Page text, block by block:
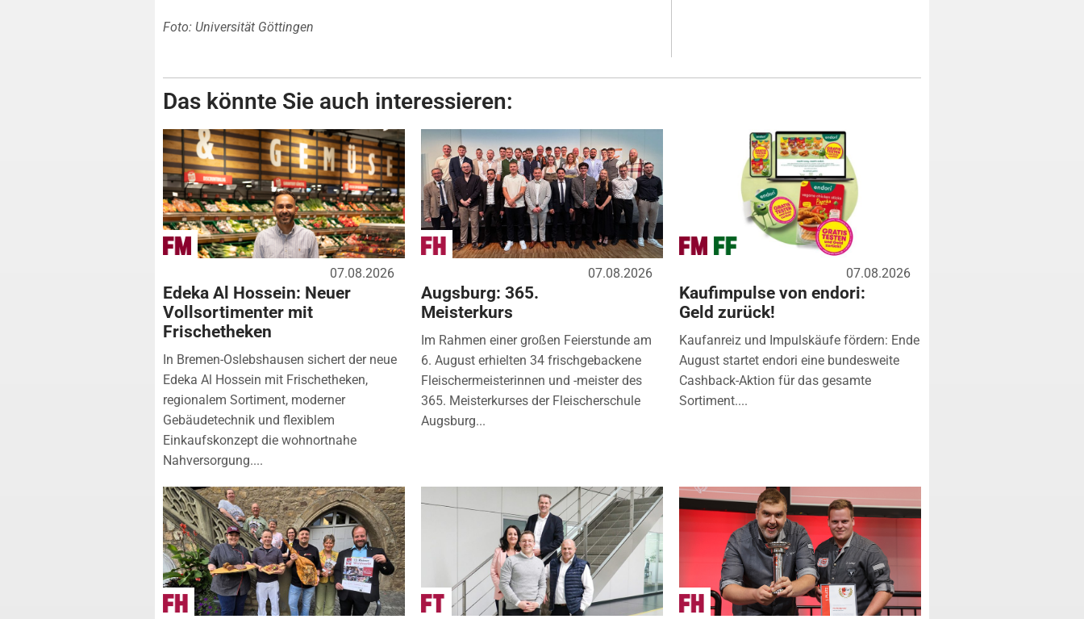
Foto: Universität Göttingen
Das könnte Sie auch interessieren:
07.08.2026
Edeka Al Hossein: Neuer
Vollsortimenter mit
Frischetheken
In Bremen-Oslebshausen sichert der neue
Edeka Al Hossein mit Frischetheken,
regionalem Sortiment, moderner
Gebäudetechnik und flexiblem
Einkaufskonzept die wohnortnahe
Nahversorgung....
07.08.2026
Augsburg: 365.
Meisterkurs
Im Rahmen einer großen Feierstunde am
6. August erhielten 34 frischgebackene
Fleischermeisterinnen und -meister des
365. Meisterkurses der Fleischerschule
Augsburg...
07.08.2026
Kaufimpulse von endori:
Geld zurück!
Kaufanreiz und Impulskäufe fördern: Ende
August startet endori eine bundesweite
Cashback-Aktion für das gesamte
Sortiment....